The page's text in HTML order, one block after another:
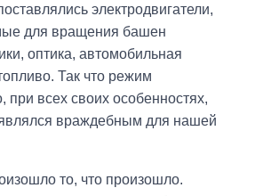
электродвигатели,
для вращения башен
оптика, автомобильная
Так что режим
при всех своих особенностях,
враждебным для нашей
то, что произошло.